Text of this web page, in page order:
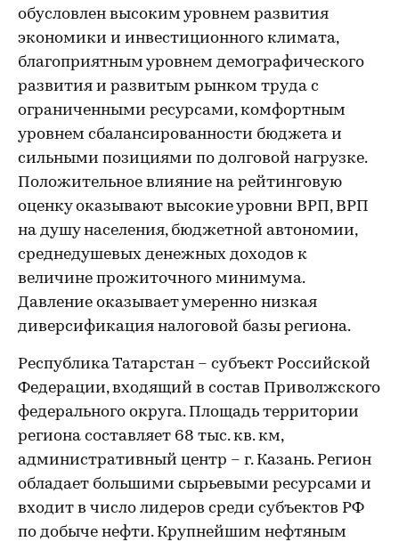
обусловлен высоким уровнем развития
экономики и инвестиционного климата,
благоприятным уровнем демографического
развития и развитым рынком труда с
ограниченными ресурсами, комфортным
уровнем сбалансированности бюджета и
сильными позициями по долговой нагрузке.
Положительное влияние на рейтинговую
оценку оказывают высокие уровни ВРП, ВРП
на душу населения, бюджетной автономии,
среднедушевых денежных доходов к
величине прожиточного минимума.
Давление оказывает умеренно низкая
диверсификация налоговой базы региона.
Республика Татарстан – субъект Российской
Федерации, входящий в состав Приволжского
федерального округа. Площадь территории
региона составляет 68 тыс. кв. км,
административный центр – г. Казань. Регион
обладает большими сырьевыми ресурсами и
входит в число лидеров среди субъектов РФ
по добыче нефти. Крупнейшим нефтяным